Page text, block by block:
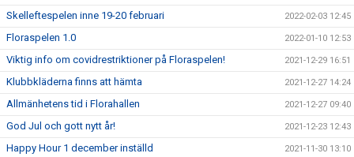
Skelleftespelen inne 19-20 februari 2022-02-03 12:45
Floraspelen 1.0 2022-01-10 12:53
Viktig info om covidrestriktioner på Floraspelen! 2021-12-29 16:51
Klubbkläderna finns att hämta 2021-12-27 14:24
Allmänhetens tid i Florahallen 2021-12-27 09:40
God Jul och gott nytt år! 2021-12-23 12:43
Happy Hour 1 december inställd 2021-11-30 13:10